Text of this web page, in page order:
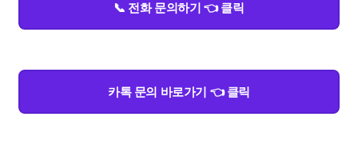
📞 전화 문의하기 👈 클릭
카톡 문의 바로가기 👈 클릭